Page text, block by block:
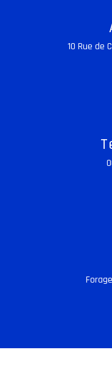
10 Rue de